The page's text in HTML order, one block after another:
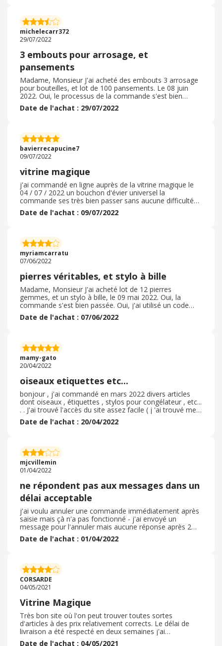
socle est en bois et le fil de leds sous une cloche en
verre) , la première chose que j'ai regardé c'était ça.
michelecarr372
29/07/2022
3 embouts pour arrosage, et
pansements
Madame, Monsieur J'ai acheté des embouts 3 arrosage
pour bouteilles, et lot de 100 pansements. Le 08 juin
2022. Oui, le processus de la commande s'est bien
passé. Oui, j'ai utilisé un code promo. Oui, le délai de
livraison a été respecté. Ma commande a été livrée en 7
que je pensais, les articles ont une bonne qualité. Non,
je ne retournerai pas ma commande. Vitrine magique
ont des articles intéressants. Je vous remercie.
Date de l'achat : 29/07/2022
bavierrecapucine7
09/07/2022
vitrine magique
j'ai commandé en ligne auprès de la vitrine magique le
04 / 07 / 2022 un bouchon d'évier universel la
commande ses très bien passer sans aucune difficulté
oui j'ai u un code promo dont j'ai pu en bénéficier le
délais de la livraison a était entre 3 et 5 jours l'emballage
problème je n'est u aucun besoin de retourner mon
article car j'en suis très content cela va me permettre de
réduire ma facture d'eau surtout avec le temps qui court
cela est bien pratique merci a vitrine magique et a
eBuyClub
Date de l'achat : 09/07/2022
myriamcarratu
07/06/2022
pierres véritables, et stylo à bille
Madame, Monsieur J'ai acheté lot de 12 pierres
gemmes, et un stylo à bille, le 09 mai 2022. Oui, la
commande s'est bien passée. Oui, j'ai utilisé un code
promo. Oui, le délai de livraison a été respecté. La
commande a été livrée au bout de 5 jours. Oui,
qualité, comme ce que je pensais. Non, je ne retournerai
pas ces articles, parce qu'ils sont beaux. Je suis une
fidèle cliente chez vitrine magique Je vous remercie
Date de l'achat : 07/06/2022
mamy-gato
20/04/2022
oiseaux etiquettes etc...
bonjour , j'ai commandé en mars 2022 divers articles
dont oiseaux , étiquettes , stylos pour congélateur , etc...
. . J'ai trouvé l'accès du site assez facile ( j 'ai trouvé mes
articles facilement) - la commande a été traitée
rapidement. Quant aux délais de livraison , ils sont
satisfaite de mes achats .
Date de l'achat : 20/04/2022
mjcvillemin
01/04/2022
ne répondent pas aux messages dans un
délai acceptable
j'ai voulu annuler une commande immédiatement après
saisie mais çà n'a pas fonctionné - j'ai envoyé un
message pour l'annuler mais aucune réponse après 2
jours et la commande est bien enregistrée dans mon
compte et va être livrée ! je la refuserai évidemment
n'est pas normal - on devrait pouvoir annuler une
commande surtout tout de suite après sa saisie sur le
site ! ! commande du 30 / 3 / 2022 n° 202208960799
pour 42. 46€ hors frais de livraison qui devaient être
gratuits avec le code utilisé 753 ( frais de port gratuits
dès 29€ d'achat valable jusqu'au 29 / 9 / 2022
Date de l'achat : 01/04/2022
CORSARDE
04/05/2021
Vitrine Magique
Très bon site où l'on peut trouver toutes sortes
d'articles à des prix relativement corrects. Le délai de
livraison a été respecté en deux semaines j'ai
réceptionné mon colis, ce qui est un peu long.
Date de l'achat : 04/05/2021